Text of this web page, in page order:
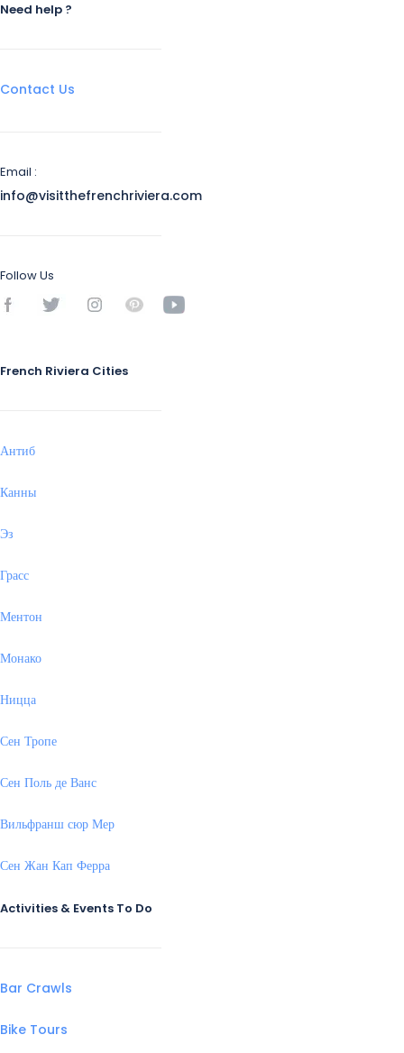
Need help ?
Contact Us
Email :
info@visitthefrenchriviera.com
Follow Us
French Riviera Cities
Антиб
Канны
Эз
Грасс
Ментон
Монако
Ницца
Сен Тропе
Сен Поль де Ванс
Вильфранш сюр Мер
Сен Жан Кап Ферра
Activities & Events To Do
Bar Crawls
Bike Tours